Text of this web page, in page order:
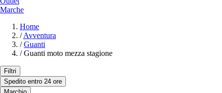
Marche
Home
/ Avventura
/ Guanti
/ Guanti moto mezza stagione
Filtri
Spedito entro 24 ore